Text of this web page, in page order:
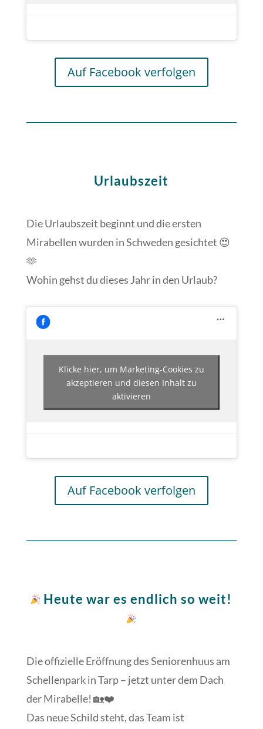
Auf Facebook verfolgen
Urlaubszeit
Die Urlaubszeit beginnt und die ersten
Mirabellen wurden in Schweden gesichtet 😍
🫶
Wohin gehst du dieses Jahr in den Urlaub?
Klicke hier, um Marketing-Cookies zu
akzeptieren und diesen Inhalt zu
aktivieren
Auf Facebook verfolgen
Heute war es endlich so weit!
Die offizielle Eröffnung des Seniorenhuus am
Schellenpark in Tarp – jetzt unter dem Dach
der Mirabelle! 🏡❤️
Das neue Schild steht, das Team ist